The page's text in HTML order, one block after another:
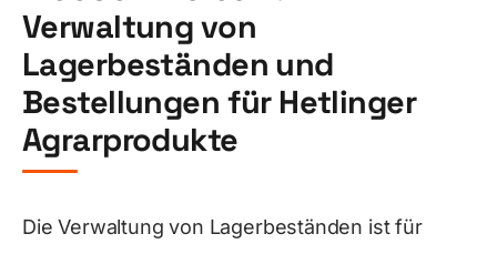
Verwaltung von
Lagerbeständen und
Bestellungen für Hetlinger
Agrarprodukte
Die Verwaltung von Lagerbeständen ist für